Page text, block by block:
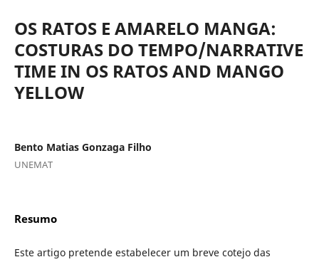
OS RATOS E AMARELO MANGA:
COSTURAS DO TEMPO/NARRATIVE
TIME IN OS RATOS AND MANGO
YELLOW
Bento Matias Gonzaga Filho
UNEMAT
Resumo
Este artigo pretende estabelecer um breve cotejo das